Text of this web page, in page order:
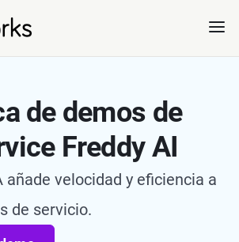
de demos de
Freddy AI
añade velocidad y eficiencia a
de servicio.